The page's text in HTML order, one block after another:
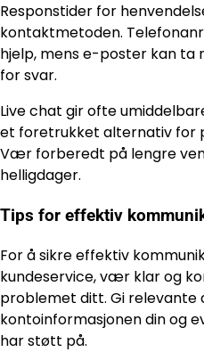
Responstider for
kontaktmetoden.
hjelp, mens e-poster kan ta
for svar.
Live chat gir ofte
et foretrukket alternativ for
Vær forberedt på lengre
helligdager.
Tips for effektiv
For å sikre effektiv
kundeservice, vær klar og
problemet ditt. Gi relevante
kontoinformasjonen din og
har støtt på.